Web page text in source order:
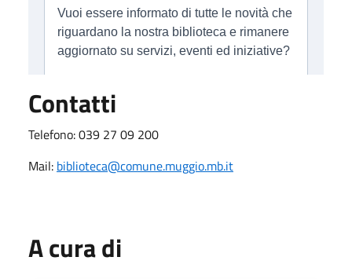
Contatti
Telefono: 039 27 09 200
Mail: biblioteca@comune.muggio.mb.it
A cura di